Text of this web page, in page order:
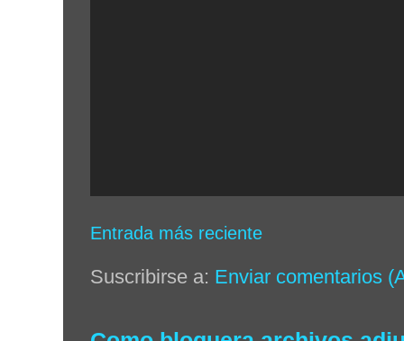
Entrada más reciente
Suscribirse a: Enviar comentarios